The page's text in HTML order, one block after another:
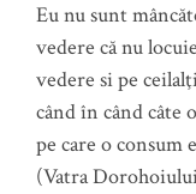
Eu nu sunt
vedere că nu
vedere si pe
când în când câte
pe care o consum
(Vatra